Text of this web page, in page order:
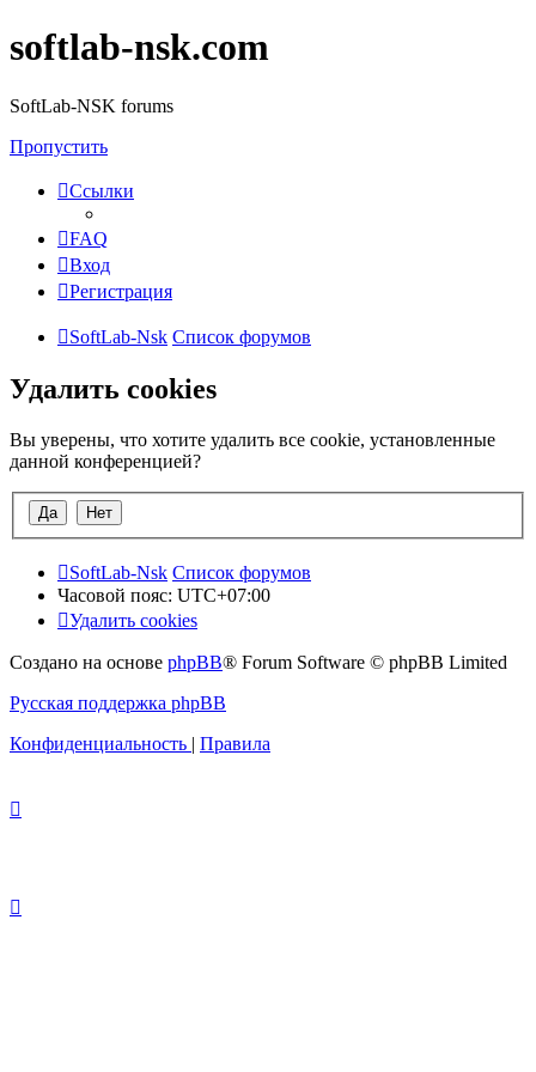
softlab-nsk.com
SoftLab-NSK forums
Пропустить
Ссылки
FAQ
Вход
Регистрация
SoftLab-Nsk Список форумов
Удалить cookies
Вы уверены, что хотите удалить все cookie, установленные
данной конференцией?
SoftLab-Nsk Список форумов
Часовой пояс: UTC+07:00
Удалить cookies
Создано на основе phpBB® Forum Software © phpBB Limited
Русская поддержка phpBB
Конфиденциальность | Правила